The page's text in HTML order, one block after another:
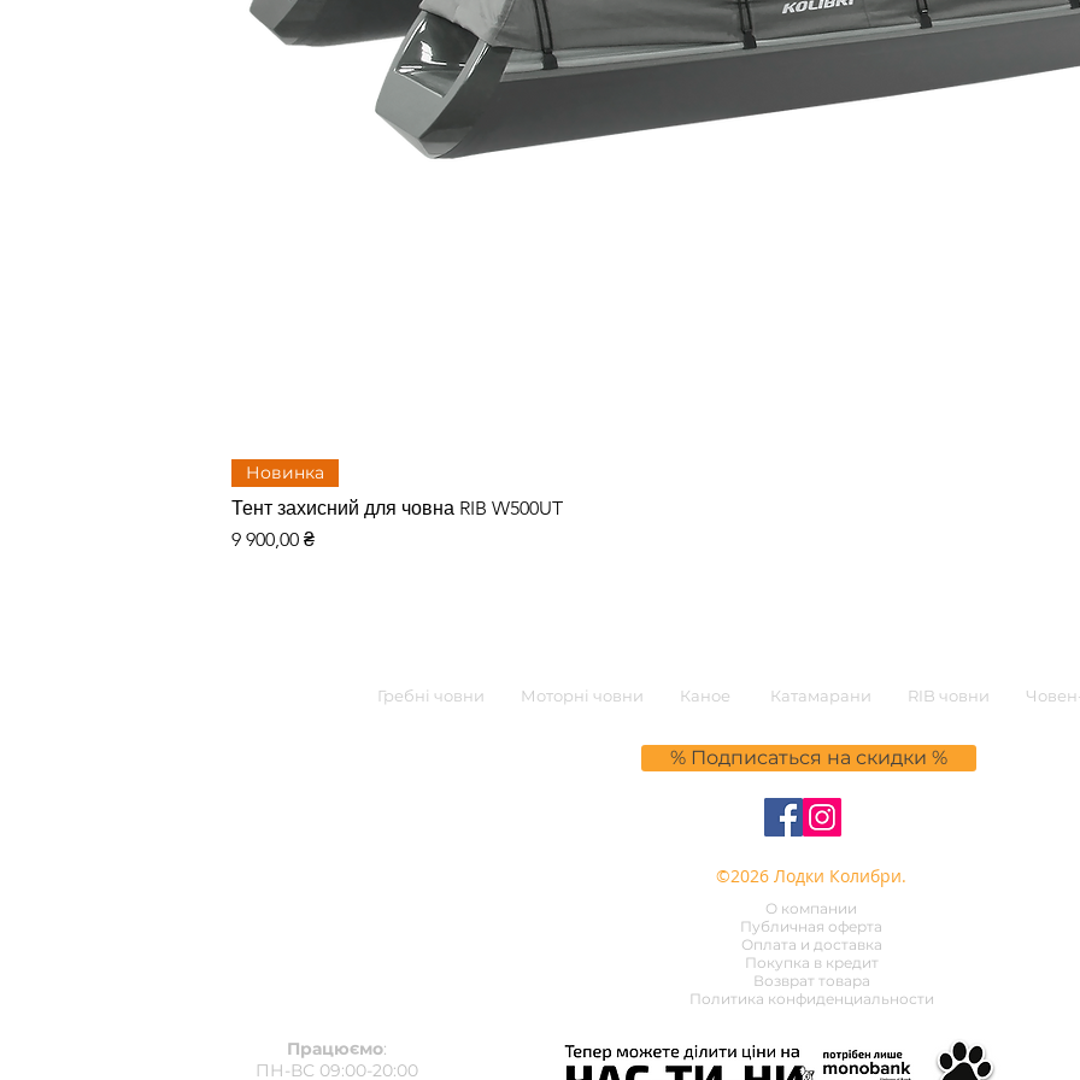
Новинка
Тент захисний для човна RIB W500UT
Цена
9 900,00 ₴
Гребні човни Моторні човни Каное Катамарани RIB човни
% Подписаться на скидки %
©2026 Лодки Колибри.
О компании
Публичная оферта
Оплата и доставка
Покупка в кредит
Возврат товара
Политика конфиденциальности
Працюємо:
ПН-ВС 09:00-20:00